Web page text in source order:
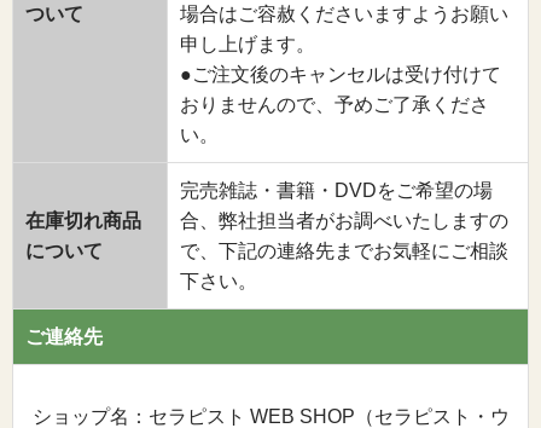
ついて
場合はご容赦くださいますようお願い
申し上げます。
●ご注文後のキャンセルは受け付けて
おりませんので、予めご了承くださ
い。
在庫切れ商品
について
完売雑誌・書籍・DVDをご希望の場
合、弊社担当者がお調べいたしますの
で、下記の連絡先までお気軽にご相談
下さい。
ご連絡先
ショップ名：セラピスト WEB SHOP（セラピスト・ウ